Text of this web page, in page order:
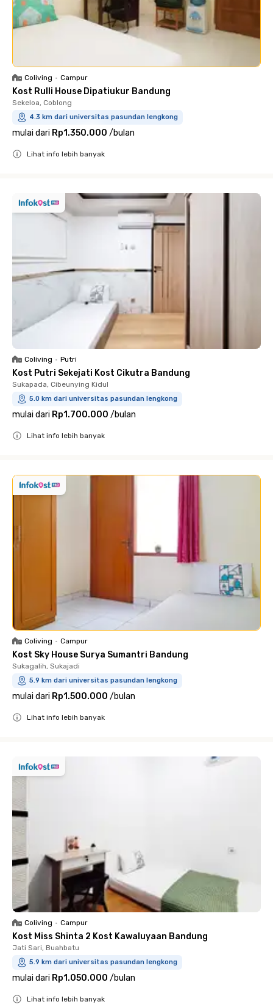
Coliving • Campur
Kost Rulli House Dipatiukur Bandung
Sekeloa, Coblong
4.3 km dari universitas pasundan lengkong
mulai dari Rp1.350.000 /bulan
Lihat info lebih banyak
Coliving • Putri
Kost Putri Sekejati Kost Cikutra Bandung
Sukapada, Cibeunying Kidul
5.0 km dari universitas pasundan lengkong
mulai dari Rp1.700.000 /bulan
Lihat info lebih banyak
Coliving • Campur
Kost Sky House Surya Sumantri Bandung
Sukagalih, Sukajadi
5.9 km dari universitas pasundan lengkong
mulai dari Rp1.500.000 /bulan
Lihat info lebih banyak
Coliving • Campur
Kost Miss Shinta 2 Kost Kawaluyaan Bandung
Jati Sari, Buahbatu
5.9 km dari universitas pasundan lengkong
mulai dari Rp1.050.000 /bulan
Lihat info lebih banyak